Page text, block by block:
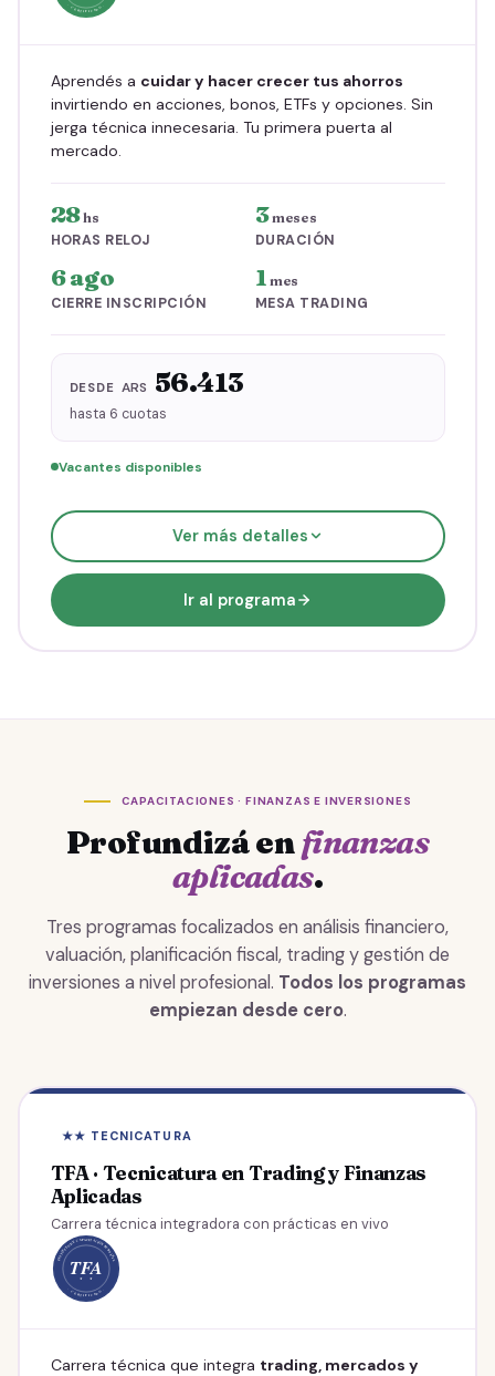
Aprendés a cuidar y hacer crecer tus ahorros
invirtiendo en acciones, bonos, ETFs y opciones. Sin
jerga técnica innecesaria. Tu primera puerta al
mercado.
28hs
HORAS RELOJ
3meses
DURACIÓN
6 ago
CIERRE INSCRIPCIÓN
1 mes
MESA TRADING
DESDE ARS 56.413
hasta 6 cuotas
Activos tradicionales: acciones, bonos, ETFs
Análisis técnico introductorio
Administración de carteras
Mesa de Trading diaria (1 mes)
Vacantes disponibles
Ver más detalles
Ir al programa
CAPACITACIONES · FINANZAS E INVERSIONES
Profundizá enfinanzas
aplicadas.
Tres programas focalizados en análisis financiero,
valuación, planificación fiscal, trading y gestión de
inversiones a nivel profesional. Todos los programas
empiezan desde cero.
★★ TECNICATURA
TFA · Tecnicatura en Trading y Finanzas
Aplicadas
Carrera técnica integradora con prácticas en vivo
Carrera técnica que integra trading, mercados y